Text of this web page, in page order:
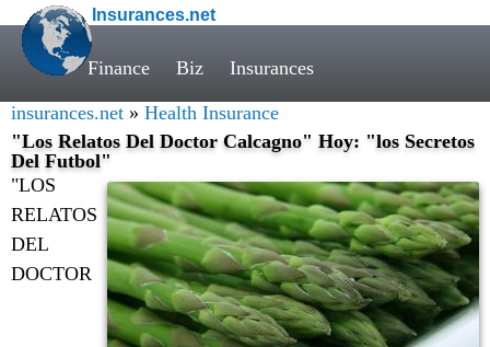
Insurances.net
Finance Biz Insurances
insurances.net » Health Insurance
"Los Relatos Del Doctor Calcagno" Hoy: "los Secretos
Del Futbol"
"LOS
RELATOS
DEL
DOCTOR